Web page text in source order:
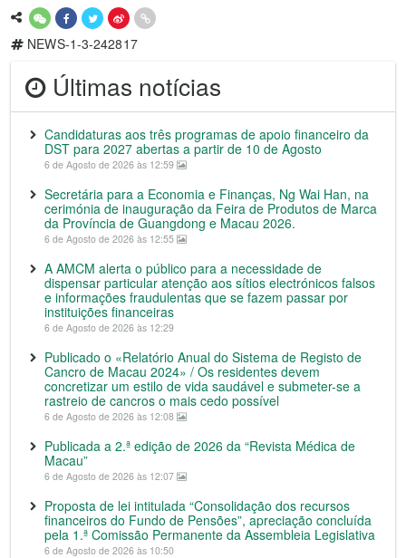
NEWS-1-3-242817
Últimas notícias
Candidaturas aos três programas de apoio financeiro da
DST para 2027 abertas a partir de 10 de Agosto
6 de Agosto de 2026 às 12:59
Secretária para a Economia e Finanças, Ng Wai Han, na
cerimónia de inauguração da Feira de Produtos de Marca
da Província de Guangdong e Macau 2026.
6 de Agosto de 2026 às 12:55
A AMCM alerta o público para a necessidade de
dispensar particular atenção aos sítios electrónicos falsos
e informações fraudulentas que se fazem passar por
instituições financeiras
6 de Agosto de 2026 às 12:29
Publicado o «Relatório Anual do Sistema de Registo de
Cancro de Macau 2024» / Os residentes devem
concretizar um estilo de vida saudável e submeter-se a
rastreio de cancros o mais cedo possível
6 de Agosto de 2026 às 12:08
Publicada a 2.ª edição de 2026 da “Revista Médica de
Macau”
6 de Agosto de 2026 às 12:07
Proposta de lei intitulada “Consolidação dos recursos
financeiros do Fundo de Pensões”, apreciação concluída
pela 1.ª Comissão Permanente da Assembleia Legislativa
6 de Agosto de 2026 às 10:50